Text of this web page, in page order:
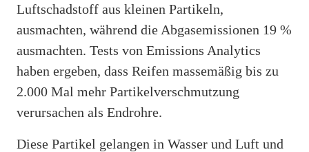
Luftschadstoff aus kleinen Partikeln,
ausmachten, während die Abgasemissionen 19 %
ausmachten. Tests von Emissions Analytics
haben ergeben, dass Reifen massemäßig bis zu
2.000 Mal mehr Partikelverschmutzung
verursachen als Endrohre.
Diese Partikel gelangen in Wasser und Luft und